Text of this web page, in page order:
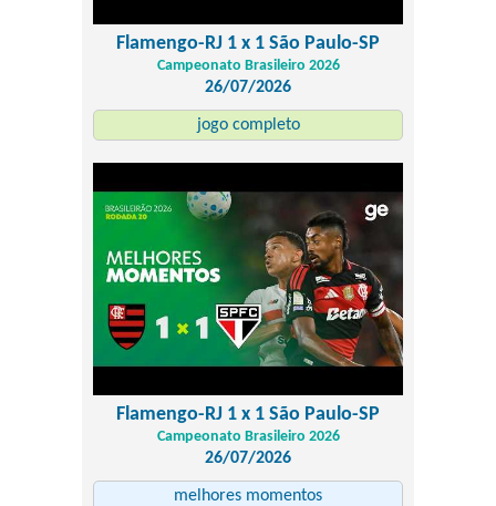
Flamengo-RJ 1 x 1 São Paulo-SP
Campeonato Brasileiro 2026
26/07/2026
jogo completo
Flamengo-RJ 1 x 1 São Paulo-SP
Campeonato Brasileiro 2026
26/07/2026
melhores momentos